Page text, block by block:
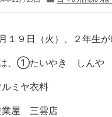
ー
１９日（火）、２年生
、①たいやき しんや
ミヤ衣料
屋 三雲店